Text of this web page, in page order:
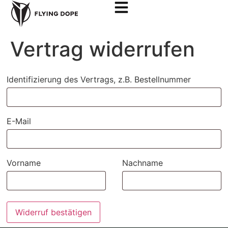
Vertrag widerrufen
Identifizierung des Vertrags, z.B. Bestellnummer
E-Mail
E-
Vorname Nachname
Widerruf bestätigen